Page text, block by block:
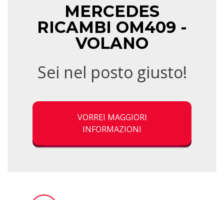
MERCEDES
RICAMBI OM409 -
VOLANO
Sei nel posto giusto!
VORREI MAGGIORI
INFORMAZIONI